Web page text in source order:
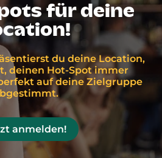
für deine
du deine Location,
deinen Hot-Spot immer
auf deine Zielgruppe
anmelden!